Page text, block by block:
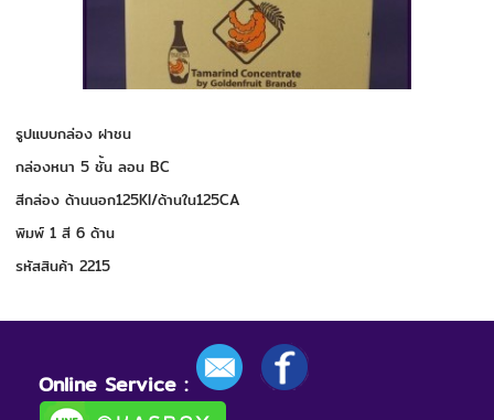
รูปแบบกล่อง ฝาชน
กล่องหนา 5 ชั้น ลอน BC
สีกล่อง ด้านนอก125KI/ด้านใน125CA
พิมพ์ 1 สี 6 ด้าน
รหัสสินค้า 2215
Online Service :